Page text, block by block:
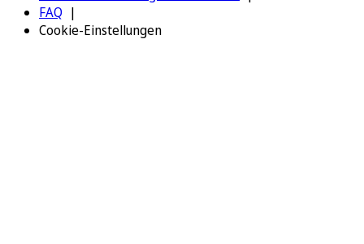
FAQ
Cookie-Einstellungen